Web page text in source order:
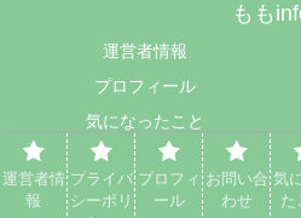
もも
運営者情報
プロフィール
気になったこと
ライブ情報
© 2022 もも
運営者情
報
プライバ
シーポリ
プロフィ
ール
お問い合
わせ
気
た